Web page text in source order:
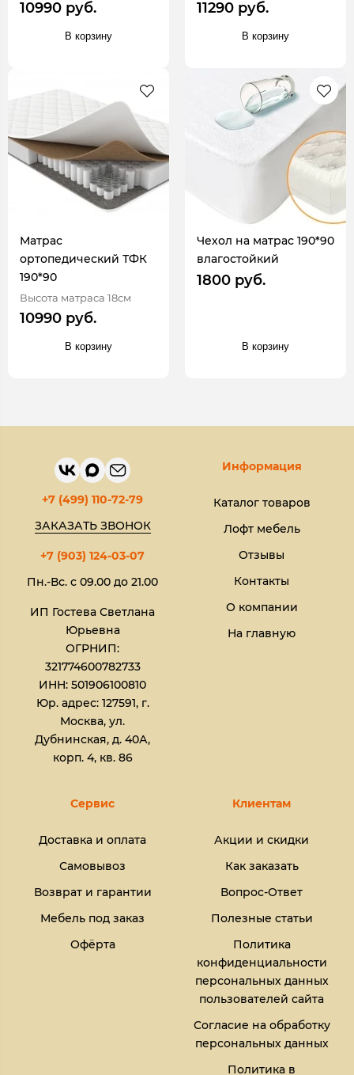
10990 руб.
В корзину
11290 руб.
В корзину
Матрас
ортопедический ТФК
190*90
Высота матраса 18см
10990 руб.
В корзину
Чехол на матрас 190*90
влагостойкий
1800 руб.
В корзину
+7 (499) 110-72-79
ЗАКАЗАТЬ ЗВОНОК
+7 (903) 124-03-07
Пн.-Вс. с 09.00 до 21.00
ИП Гостева Светлана
Юрьевна​
ОГРНИП:
321774600782733
ИНН: 501906100810
Юр. адрес: 127591, г.
Москва, ул.
Дубнинская, д. 40А,
корп. 4, кв. 86
Информация
Каталог товаров
Лофт мебель
Отзывы
Контакты
О компании
На главную
Сервис
Доставка и оплата
Самовывоз
Возврат и гарантии
Мебель под заказ
Офёрта
Клиентам
Акции и скидки
Как заказать
Вопрос-Ответ
Полезные статьи
Политика
конфиденциальности
персональных данных
пользователей сайта
Согласие на обработку
персональных данных
Политика в